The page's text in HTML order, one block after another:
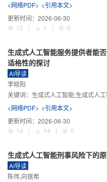
<网络PDF> <引用本文>
更新时间： 2026-06-30
15
| 1 | 0
生成式人工智能服务提供者能
适格性的探讨
AI导读
李晓阳
关键词： 生成式人工智能;生成式人工智能
<网络PDF> <引用本文>
更新时间： 2026-06-30
14
| 14 | 0
生成式人工智能刑事风险下的
AI导读
陈伟,向珉希